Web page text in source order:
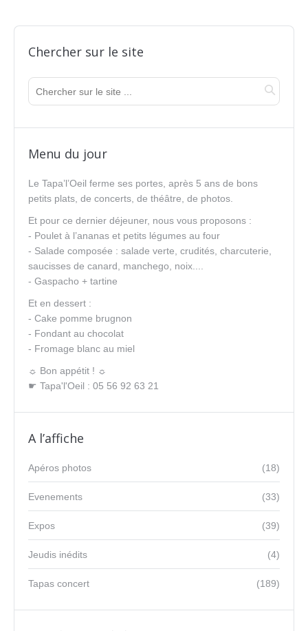
Chercher sur le site
Menu du jour
Le Tapa’l’Oeil ferme ses portes, après 5 ans de bons
petits plats, de concerts, de théâtre, de photos.
Et pour ce dernier déjeuner, nous vous proposons :
- Poulet à l’ananas et petits légumes au four
- Salade composée : salade verte, crudités, charcuterie,
saucisses de canard, manchego, noix....
- Gaspacho + tartine
Et en dessert :
- Cake pomme brugnon
- Fondant au chocolat
- Fromage blanc au miel
☼ Bon appétit ! ☼
☛ Tapa'l'Oeil : 05 56 92 63 21
A l’affiche
(18)
Apéros photos
(33)
Evenements
(39)
Expos
(4)
Jeudis inédits
(189)
Tapas concert